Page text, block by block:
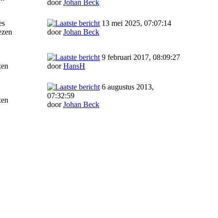
doorJohan Beck
13 mei 2025, 07:07:14
doorJohan Beck
9 februari 2017, 08:09:27
doorHansH
6 augustus 2013,
07:32:59
doorJohan Beck